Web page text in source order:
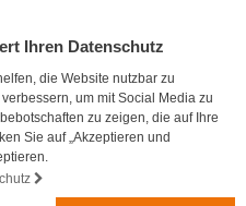
Ihren Datenschutz
die Website nutzbar zu
um mit Social Media zu
zu zeigen, die auf Ihre
Sie auf „Akzeptieren und